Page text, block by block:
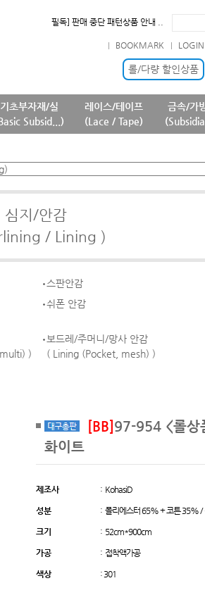
필독] 판매 중단 패턴상품 안내 ..
확인] 7월 신규 등록상품 안내..
필독] 상품명 및 상품정보(상품페..
LOGIN
BOOKMARK
롤/다량 할인상품
기초부자재/실
Subsid...)
레이스/테이프
(Lace / Tape)
금속/가
심지/안감
/ Lining )
스판안감
쉬폰 안감
)
보드레/주머니/망사 안감
( Lining (Pocket, mesh) )
[BB] 97-954 <롤상
화이트
제조사 : KohasiD
성분 : 폴리에스터 65% + 코튼 35% /
크기 : 52cm*900cm
가공 : 접착액가공
색상 : 301